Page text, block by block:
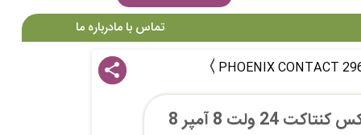
تماس با مادرباره ما
share